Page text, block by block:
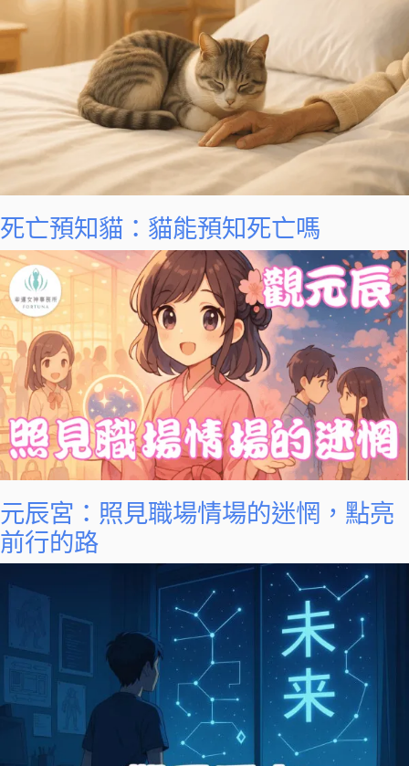
死亡預知貓：貓能預知死亡嗎
元辰宮：照見職場情場的迷惘，點亮
前行的路